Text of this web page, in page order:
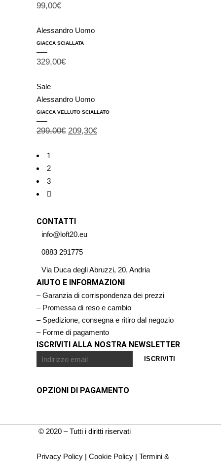
99,00€
Alessandro Uomo
GIACCA SCIALLATA
329,00€
Sale
Alessandro Uomo
GIACCA VELLUTO SCIALLATO
299,00€ 209,30€
1
2
3
CONTATTI
info@loft20.eu
0883 291775
Via Duca degli Abruzzi, 20, Andria
AIUTO E INFORMAZIONI
– Garanzia di corrispondenza dei prezzi
– Promessa di reso e cambio
– Spedizione, consegna e ritiro dal negozio
– Forme di pagamento
ISCRIVITI ALLA NOSTRA NEWSLETTER
OPZIONI DI PAGAMENTO
© 2020 – Tutti i diritti riservati
Privacy Policy | Cookie Policy | Termini &